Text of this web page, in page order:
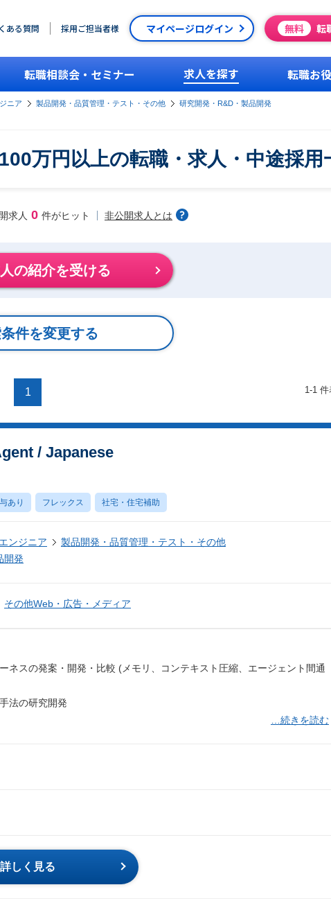
ある質問 採用ご担当者様 マイページログイン 無料 転
転職相談会・セミナー 求人を探す 転職お
ニア 製品開発・品質管理・テスト・その他
研究開発・R&D・製品開発
万円以上の転職・求人・中途採用
求人 0 件がヒット 非公開求人とは
の紹介を受ける
件を変更する
1 1-1 件
/ Japanese
あり フレックス 社宅・住宅補助
ンジニア
製品開発・品質管理・テスト・その他
開発
その他Web・広告・メディア
ネスの発案・開発・比較 (メモリ、コンテキスト圧縮、エージェント間通
法の研究開発
…続きを読む
詳しく見る